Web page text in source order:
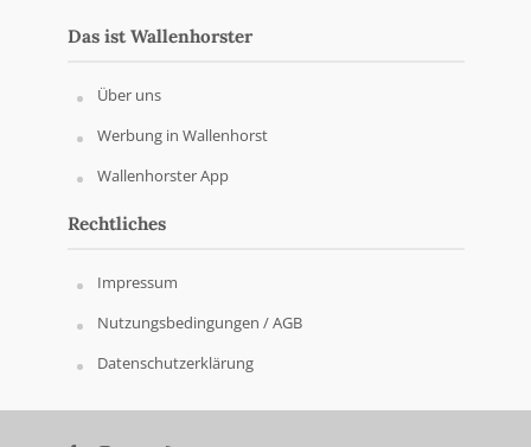
Das ist Wallenhorster
Über uns
Werbung in Wallenhorst
Wallenhorster App
Rechtliches
Impressum
Nutzungsbedingungen / AGB
Datenschutzerklärung